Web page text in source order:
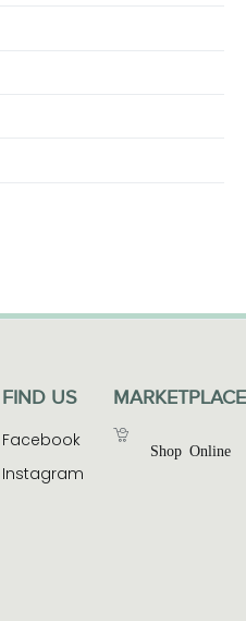
FIND US
Facebook
Instagram
MARKETPLACE
Shop Online